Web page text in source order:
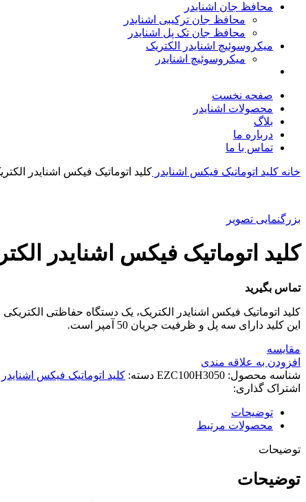
محافظ جان اشنایدر
محافظ جان ترکیبی اشنایدر
محافظ جان تک پل اشنایدر
میکروسوئیچ اشنایدر الکتریک
میکروسوئیچ اشنایدر
صفحه نخست
محصولات اشنایدر
بلاگ
درباره ما
تماس با ما
خانه کلید اتوماتیک فیکس اشنایدر کليد اتوماتيک فیکس اشنایدر الکتریک
بزرگنمایی تصویر
کليد اتوماتيک فیکس اشنایدر الکتریک
تماس بگیرید
کلید اتوماتیک فیکس اشنایدر الکتریک، یک دستگاه حفاظتی
این کلید دارای سه پل و ظرفیت جریان 50 آمپر است.
مقایسه
افزودن به علاقه مندی
شناسه محصول: EZC100H3050 دسته: کلید اتوماتیک فیکس اشنایدر
اشتراک گذاری:
توضیحات
محصولات مرتبط
توضیحات
توضیحات